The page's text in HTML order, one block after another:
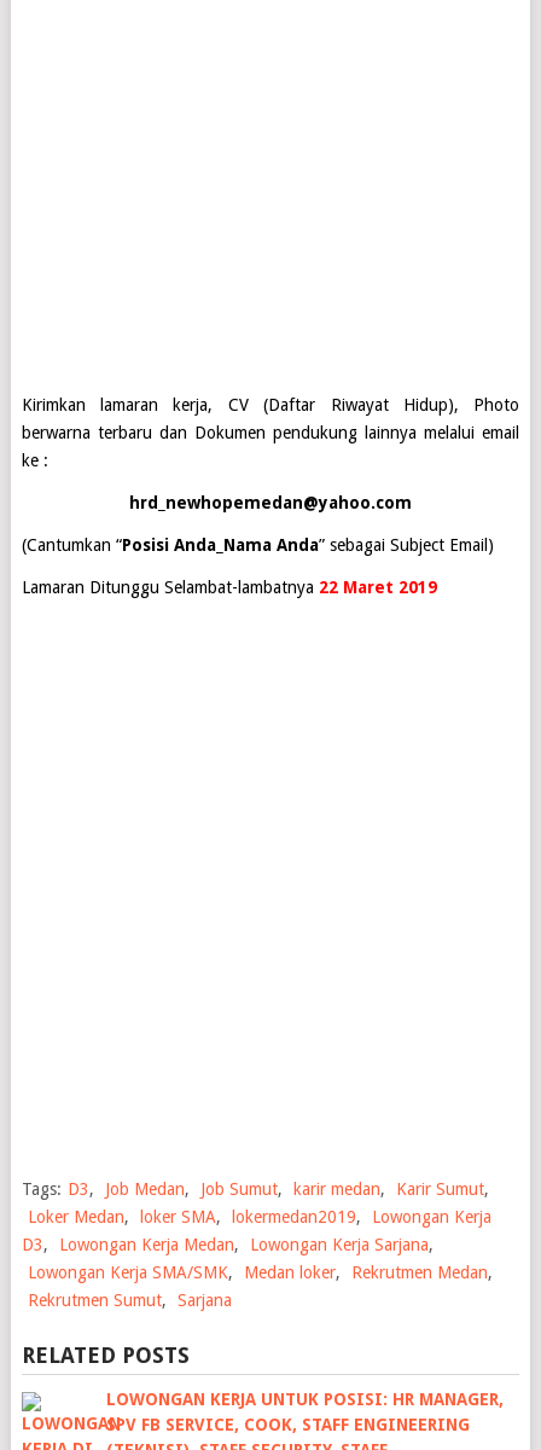
Kirimkan lamaran kerja, CV (Daftar Riwayat Hidup), Photo
berwarna terbaru dan Dokumen pendukung lainnya melalui email
ke :
hrd_newhopemedan@yahoo.com
(Cantumkan “Posisi Anda_Nama Anda” sebagai Subject Email)
Lamaran Ditunggu Selambat-lambatnya 22 Maret 2019
Tags: D3, Job Medan, Job Sumut, karir medan, Karir Sumut,
Loker Medan, loker SMA, lokermedan2019,
Lowongan Kerja
D3, Lowongan Kerja Medan, Lowongan Kerja Sarjana,
Lowongan Kerja SMA/SMK, Medan loker, Rekrutmen Medan,
Rekrutmen Sumut, Sarjana
RELATED POSTS
LOWONGAN KERJA UNTUK POSISI: HR MANAGER,
SPV FB SERVICE, COOK, STAFF ENGINEERING